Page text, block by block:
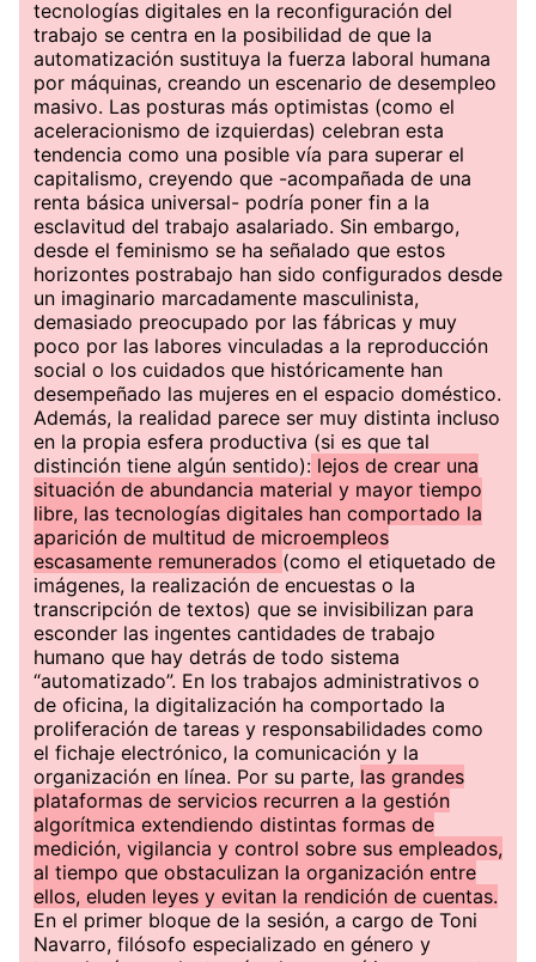
tecnologías digitales en la reconfiguración del
trabajo se centra en la posibilidad de que la
automatización sustituya la fuerza laboral humana
por máquinas, creando un escenario de desempleo
masivo. Las posturas más optimistas (como el
aceleracionismo de izquierdas) celebran esta
tendencia como una posible vía para superar el
capitalismo, creyendo que -acompañada de una
renta básica universal- podría poner fin a la
esclavitud del trabajo asalariado. Sin embargo,
desde el feminismo se ha señalado que estos
horizontes postrabajo han sido configurados desde
un imaginario marcadamente masculinista,
demasiado preocupado por las fábricas y muy
poco por las labores vinculadas a la reproducción
social o los cuidados que históricamente han
desempeñado las mujeres en el espacio doméstico.
Además, la realidad parece ser muy distinta incluso
en la propia esfera productiva (si es que tal
distinción tiene algún sentido): lejos de crear una
situación de abundancia material y mayor tiempo
libre, las tecnologías digitales han comportado la
aparición de multitud de microempleos
escasamente remunerados (como el etiquetado de
imágenes, la realización de encuestas o la
transcripción de textos) que se invisibilizan para
esconder las ingentes cantidades de trabajo
humano que hay detrás de todo sistema
“automatizado”. En los trabajos administrativos o
de oficina, la digitalización ha comportado la
proliferación de tareas y responsabilidades como
el fichaje electrónico, la comunicación y la
organización en línea. Por su parte, las grandes
plataformas de servicios recurren a la gestión
algorítmica extendiendo distintas formas de
medición, vigilancia y control sobre sus empleados,
al tiempo que obstaculizan la organización entre
ellos, eluden leyes y evitan la rendición de cuentas.
En el primer bloque de la sesión, a cargo de Toni
Navarro, filósofo especializado en género y